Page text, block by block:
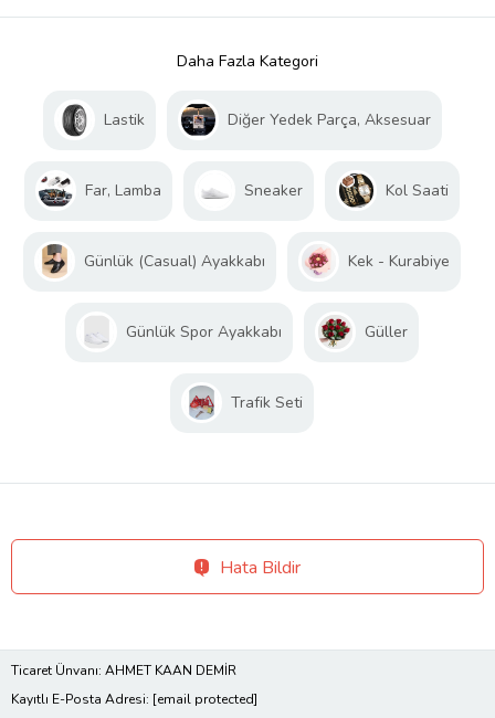
Daha Fazla Kategori
Lastik Diğer Yedek Parça, Aksesuar
Far, Lamba Sneaker Kol Saati
Günlük (Casual) Ayakkabı Kek - Kurabiye
Günlük Spor Ayakkabı Güller
Trafik Seti
Hata Bildir
Ticaret Ünvanı: AHMET KAAN DEMİR
Kayıtlı E-Posta Adresi: [email protected]